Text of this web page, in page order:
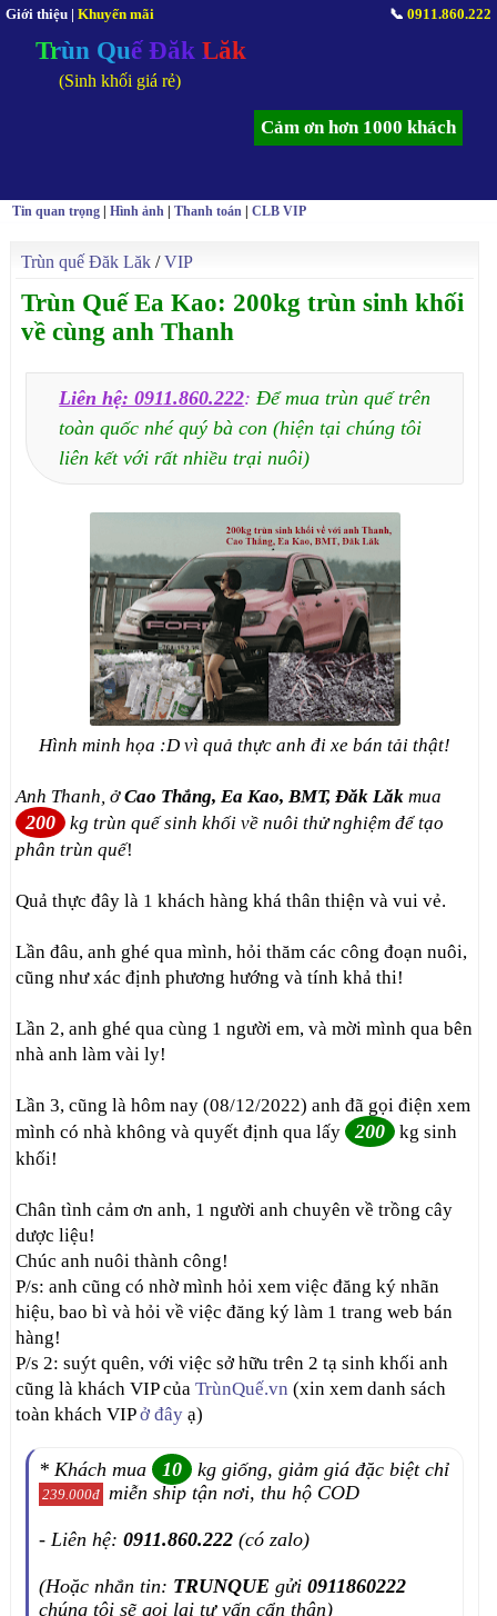
Giới thiệu | Khuyến mãi 📞 0911.860.222
Trùn Quế Đăk Lăk
(Sinh khối giá rẻ)
Cảm ơn hơn 1000 khách
Tin quan trọng |Hình ảnh |Thanh toán |CLB VIP
Trùn quế Đăk Lăk /VIP
Trùn Quế Ea Kao: 200kg trùn sinh khối
về cùng anh Thanh
Liên hệ: 0911.860.222:Để mua trùn quế trên
toàn quốc nhé quý bà con (hiện tại chúng tôi
liên kết với rất nhiều trại nuôi)
Hình minh họa :D vì quả thực anh đi xe bán tải thật!
Anh Thanh, ởCao Thắng, Ea Kao, BMT, Đăk Lăk mua
200
kg trùn quế sinh khối về nuôi thử nghiệm để tạo
phân trùn quế!
Quả thực đây là 1 khách hàng khá thân thiện và vui vẻ.
Lần đâu, anh ghé qua mình, hỏi thăm các công đoạn nuôi,
cũng như xác định phương hướng và tính khả thi!
Lần 2, anh ghé qua cùng 1 người em, và mời mình qua bên
nhà anh làm vài ly!
Lần 3, cũng là hôm nay (08/12/2022) anh đã gọi điện xem
mình có nhà không và quyết định qua lấy 200
kg sinh
khối!
Chân tình cảm ơn anh, 1 người anh chuyên về trồng cây
dược liệu!
Chúc anh nuôi thành công!
P/s: anh cũng có nhờ mình hỏi xem việc đăng ký nhãn
hiệu, bao bì và hỏi về việc đăng ký làm 1 trang web bán
hàng!
P/s 2: suýt quên, với việc sở hữu trên 2 tạ sinh khối anh
cũng là khách VIP củaTrùnQuế.vn (xin xem danh sách
toàn khách VIPở đây ạ)
* Khách mua 10 kg giống, giảm giá đặc biệt chỉ
239.000đ miễn ship tận nơi, thu hộ COD
- Liên hệ:0911.860.222 (có zalo)
(Hoặc nhắn tin: TRUNQUE gửi0911860222
chúng tôi sẽ gọi lại tư vấn cẩn thận)